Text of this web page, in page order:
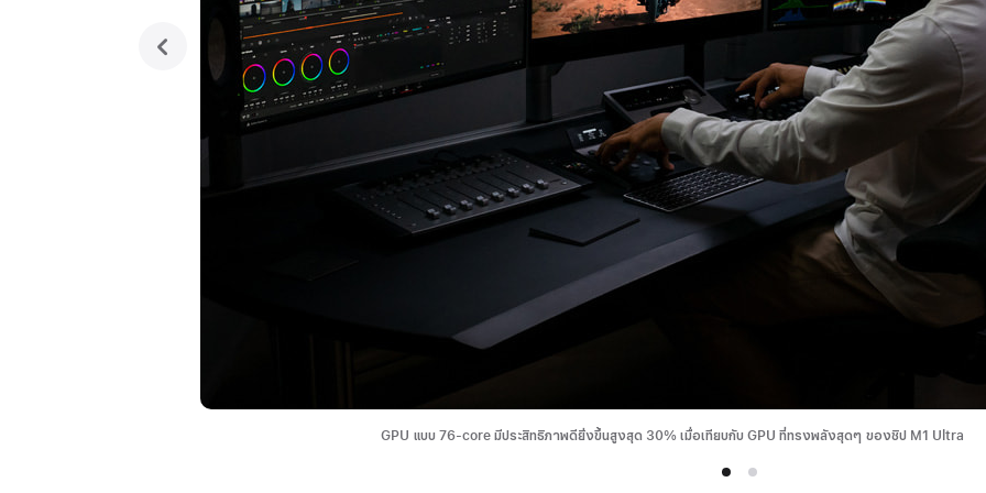
GPU แบบ 76-core มีประสิทธิภาพดียิ่งขึ้นสูงสุด 30% เมื่อเทียบกับ GPU ที่ทรงพลังสุดๆ ของชิป M1 Ultra
previous